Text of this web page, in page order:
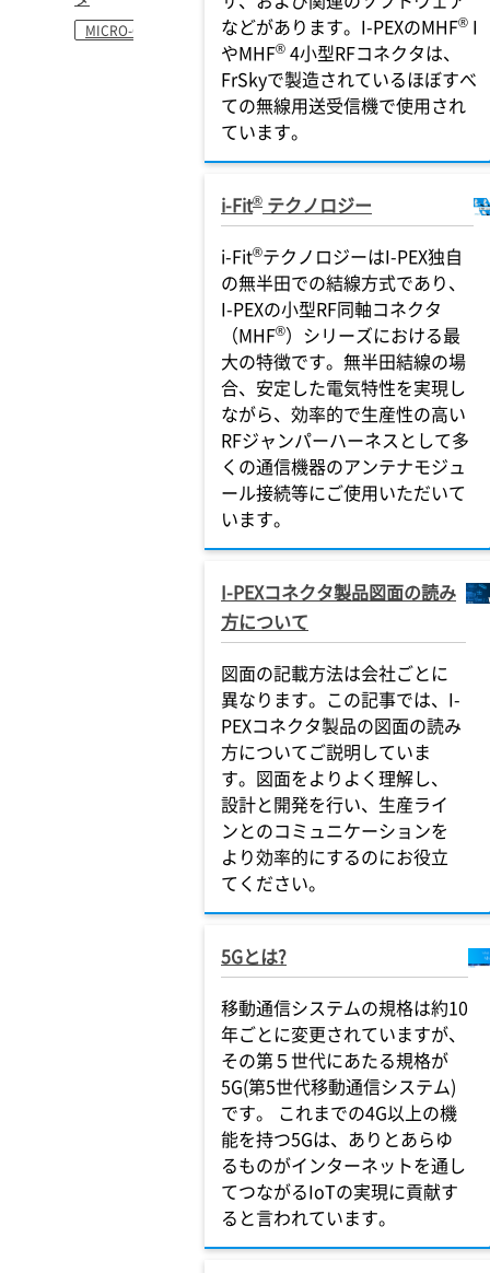
MICRO-COAXIAL
などがあります。I-PEXのMHF® I
やMHF® 4小型RFコネクタは、
FrSkyで製造されているほぼすべ
ての無線用送受信機で使用され
ています。
i-Fit® テクノロジー
i-Fit®テクノロジーはI-PEX独自
の無半田での結線方式であり、
I-PEXの小型RF同軸コネクタ
（MHF®）シリーズにおける最
大の特徴です。無半田結線の場
合、安定した電気特性を実現し
ながら、効率的で生産性の高い
RFジャンパーハーネスとして多
くの通信機器のアンテナモジュ
ール接続等にご使用いただいて
います。
I-PEXコネクタ製品図面の読み
方について
図面の記載方法は会社ごとに
異なります。この記事では、I-
PEXコネクタ製品の図面の読み
方についてご説明していま
す。図面をよりよく理解し、
設計と開発を行い、生産ライ
ンとのコミュニケーションを
より効率的にするのにお役立
てください。
5Gとは?
移動通信システムの規格は約10
年ごとに変更されていますが、
その第５世代にあたる規格が
5G(第5世代移動通信システム)
です。 これまでの4G以上の機
能を持つ5Gは、ありとあらゆ
るものがインターネットを通し
てつながるIoTの実現に貢献す
ると言われています。